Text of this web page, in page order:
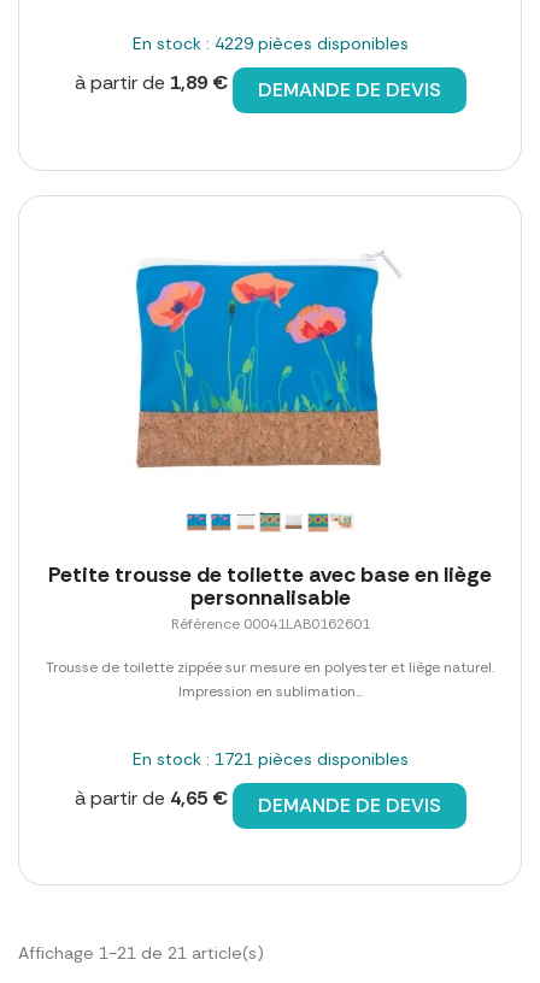
En stock : 4229 pièces disponibles
à partir de 1,89 € DEMANDE DE DEVIS
Petite trousse de toilette avec base en liège
personnalisable
Référence 00041LAB0162601
Trousse de toilette zippée sur mesure en polyester et liège naturel.
Impression en sublimation...
En stock : 1721 pièces disponibles
à partir de 4,65 € DEMANDE DE DEVIS
Affichage 1-21 de 21 article(s)